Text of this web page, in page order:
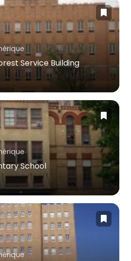
Service Building
School